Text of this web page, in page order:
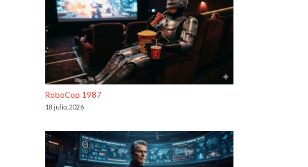
RoboCop 1987
18 julio, 2026